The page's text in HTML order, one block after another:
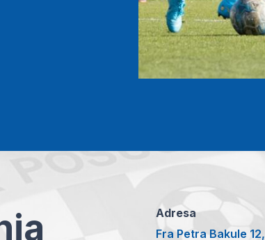
Adresa
Fra Petra Bakule 12,